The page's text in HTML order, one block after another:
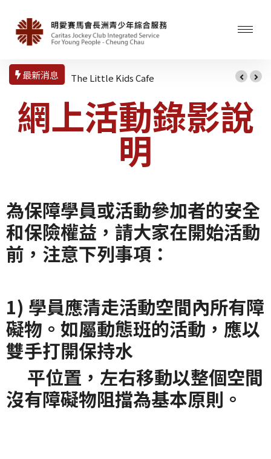
最新消息 The Little Kids Cafe
網上活動錄影說
明
為保障學員或活動參加者的安全
和保險權益，請大家在開始活動
前，注意下列事項：
1) 學員應清走活動空間內所有障
礙物。如屬動態班的活動，應以
雙手打開保持水
平位置，左右移動以整個空間
沒有障礙物阻擋為基本原則。